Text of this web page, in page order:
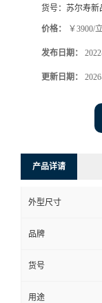
货号： 苏尔寿新
价格： ￥3900/
发布日期：
更新日期：
产品详请
外型尺寸
品牌
货号
用途